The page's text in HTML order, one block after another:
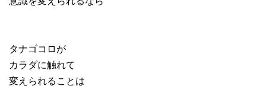
タナゴコロが
カラダに触れて
変えられることは